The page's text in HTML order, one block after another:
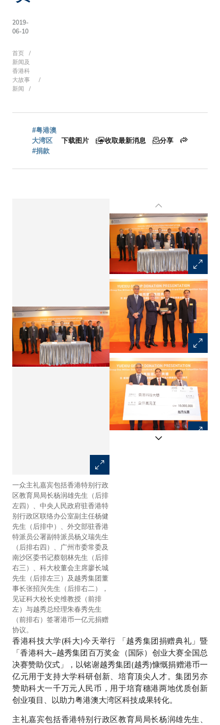
2019-
06-10
面
包
屑
首页
新闻及
香港科
大故事
新闻
#粤港澳
大湾区
#捐款
下载图片 收取最新消息 分享
一众主礼嘉宾包括香港特别行政
区教育局局长杨润雄先生（后排
左四）、中央人民政府驻香港特
别行政区联络办公室副主任杨健
先生（后排中）、外交部驻香港
特派员公署副特派员杨义瑞先生
（后排右四）、广州市委常委及
南沙区委书记蔡朝林先生（后排
右三）、科大校董会主席廖长城
先生（后排左三）及越秀集团董
事长张招兴先生（后排右二），
见证科大校长史维教授（前排
左）与越秀总经理朱春秀先生
（前排右）签署港币一亿元捐赠
协议。
香港科技大学(科大)今天举行 「越秀集团捐赠典礼」暨
「香港科大–越秀集团百万奖金（国际）创业大赛全国总
决赛赞助仪式」，以铭谢越秀集团(越秀)慷慨捐赠港币一
亿元用于支持大学科研创新、培育顶尖人才。集团另亦
赞助科大一千万元人民币，用于培育穗港两地优质创新
创业项目、以助力粤港澳大湾区科技成果转化。
主礼嘉宾包括香港特别行政区教育局局长杨润雄先生、